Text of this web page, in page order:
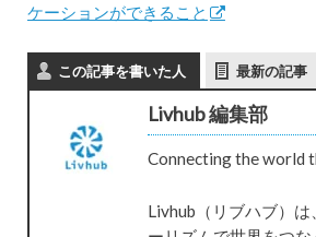
ケーションができること
この記事を書いた人 最新の記事
Livhub 編集部
Connecting the world
Livhub（リブハブ）